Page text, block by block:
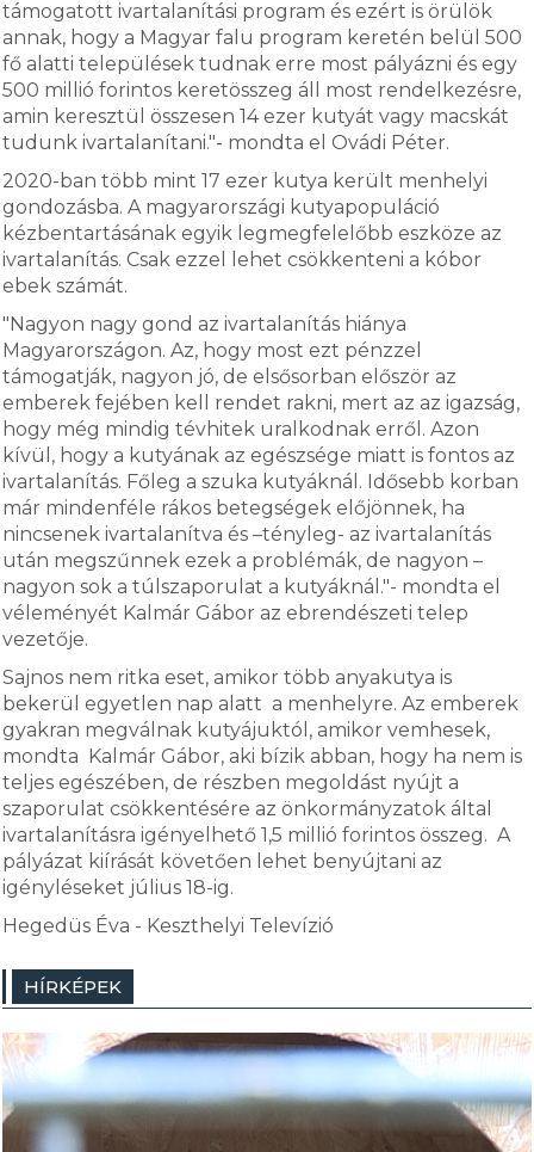
támogatott ivartalanítási program és ezért is örülök
annak, hogy a Magyar falu program keretén belül 500
fő alatti települések tudnak erre most pályázni és egy
500 millió forintos keretösszeg áll most rendelkezésre,
amin keresztül összesen 14 ezer kutyát vagy macskát
tudunk ivartalanítani."- mondta el Ovádi Péter.
2020-ban több mint 17 ezer kutya került menhelyi
gondozásba. A magyarországi kutyapopuláció
kézbentartásának egyik legmegfelelőbb eszköze az
ivartalanítás. Csak ezzel lehet csökkenteni a kóbor
ebek számát.
"Nagyon nagy gond az ivartalanítás hiánya
Magyarországon. Az, hogy most ezt pénzzel
támogatják, nagyon jó, de elsősorban először az
emberek fejében kell rendet rakni, mert az az igazság,
hogy még mindig tévhitek uralkodnak erről. Azon
kívül, hogy a kutyának az egészsége miatt is fontos az
ivartalanítás. Főleg a szuka kutyáknál. Idősebb korban
már mindenféle rákos betegségek előjönnek, ha
nincsenek ivartalanítva és –tényleg- az ivartalanítás
után megszűnnek ezek a problémák, de nagyon –
nagyon sok a túlszaporulat a kutyáknál."- mondta el
véleményét Kalmár Gábor az ebrendészeti telep
vezetője.
Sajnos nem ritka eset, amikor több anyakutya is
bekerül egyetlen nap alatt a menhelyre. Az emberek
gyakran megválnak kutyájuktól, amikor vemhesek,
mondta Kalmár Gábor, aki bízik abban, hogy ha nem is
teljes egészében, de részben megoldást nyújt a
szaporulat csökkentésére az önkormányzatok által
ivartalanításra igényelhető 1,5 millió forintos összeg. A
pályázat kiírását követően lehet benyújtani az
igényléseket július 18-ig.
Hegedüs Éva - Keszthelyi Televízió
HÍRKÉPEK